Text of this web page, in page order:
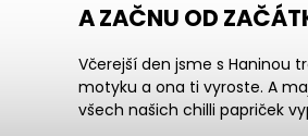
A ZAČNU OD
Včerejší den jsme s Haninou
motyku a ona ti vyroste. A
všech našich chilli papriček